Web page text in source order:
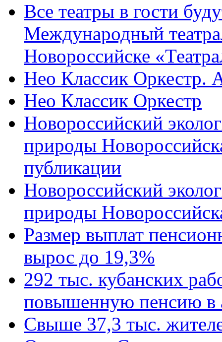
Все театры в гости
Международный
Новороссийске
Нео Классик Оркестр.
Нео Классик Оркестр
Новороссийский
природы
публикации
Новороссийский
природы
Размер выплат
вырос до 19,3%
292 тыс. кубанских
повышенную пенсию в
Свыше 37,3 тыс.